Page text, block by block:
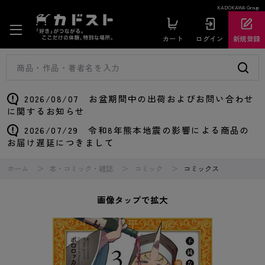
KADOKAWA Group
カート ログイン 新規登録
2026/08/07 お盆期間中の出荷およびお問い合わせ
に関するお知らせ
2026/07/29 令和8年熊本地震の影響による商品の
お届け遅延につきまして
ホーム 本・コミック・雑誌 コミック コミックス
画像タップで拡大